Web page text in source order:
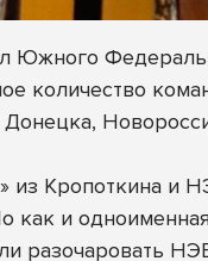
Южного
количество
из Кропоткина и
как и
разочаровать